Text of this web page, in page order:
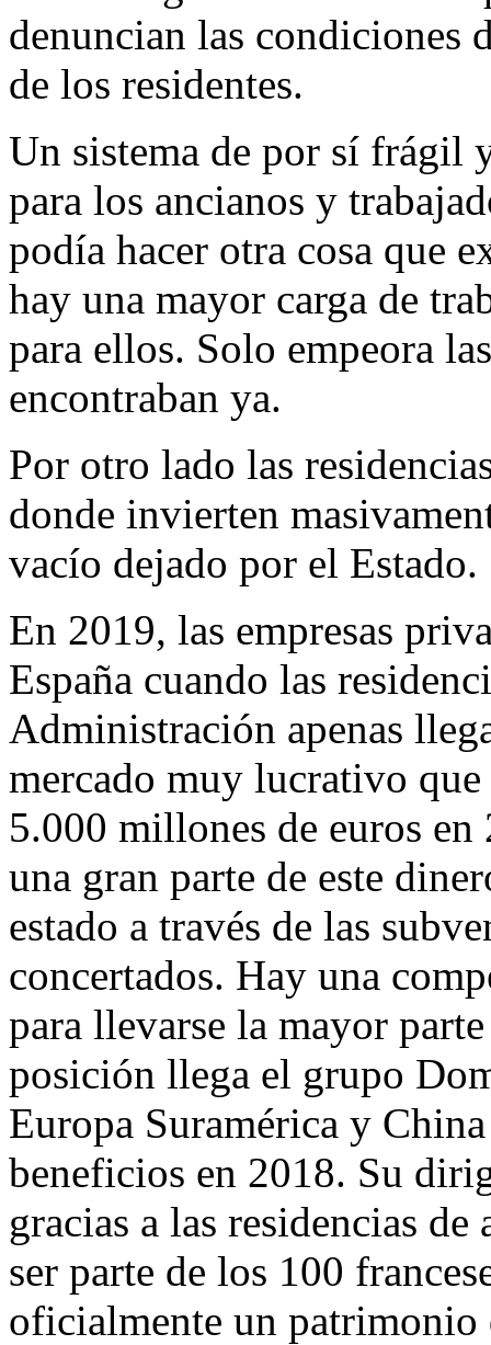
denuncian las condiciones
de los residentes.
Un sistema de por sí frágil
para los ancianos y
podía hacer otra cosa que
hay una mayor carga de
para ellos. Solo empeora
encontraban ya.
Por otro lado las
donde invierten
vacío dejado por el Estado.
En 2019, las empresas
España cuando las
Administración apenas
mercado muy lucrativo que
5.000 millones de euros
una gran parte de este
estado a través de las
concertados. Hay una
para llevarse la mayor
posición llega el grupo
Europa Suramérica y
beneficios en 2018. Su
gracias a las residencias
ser parte de los 100
oficialmente un patrimonio